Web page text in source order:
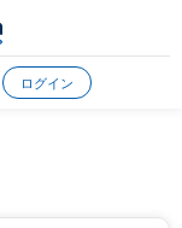
ログイン